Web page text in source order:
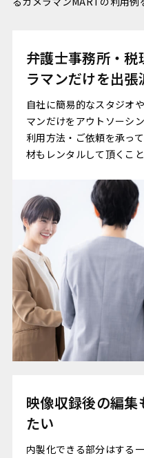
弁護士事務所・
ラマンだけを出張
自社に簡易的なスタジオ
マンだけをアウトソーシ
利用方法・ご依頼を承っ
材もレンタルして頂くこと
映像収録後の編
たい
内製化できる部分はする